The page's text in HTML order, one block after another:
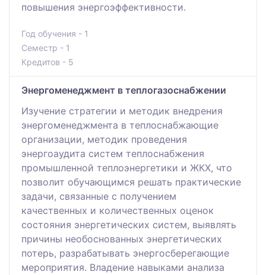
повышения энергоэффективности.
Год обучения - 1
Семестр - 1
Кредитов - 5
Энергоменеджмент в теплогазоснабжении
Изучение стратегии и методик внедрения
энергоменеджмента в теплоснабжающие
организации, методик проведения
энергоаудита систем теплоснабжения
промышленной теплоэнергетики и ЖКХ, что
позволит обучающимся решать практические
задачи, связанные с получением
качественных и количественных оценок
состояния энергетических систем, выявлять
причины необоснованных энергетических
потерь, разрабатывать энергосберегающие
мероприятия. Владение навыками анализа